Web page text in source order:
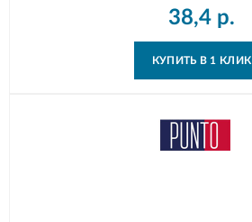
38,4 р.
КУПИТЬ В 1 КЛИК